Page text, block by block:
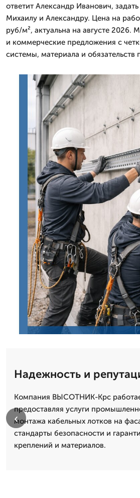
ответит Александр Иванович,
Михаилу и Александру. Цена на
руб/м², актуальна на августе 2026.
и коммерческие предложения с
системы, материала и обязательств
Надежность и
Компания ВЫСОТНИК-Крс
предоставляя услуги
монтажа кабельных лотков на
стандарты безопасности и
креплений и материалов.
‹